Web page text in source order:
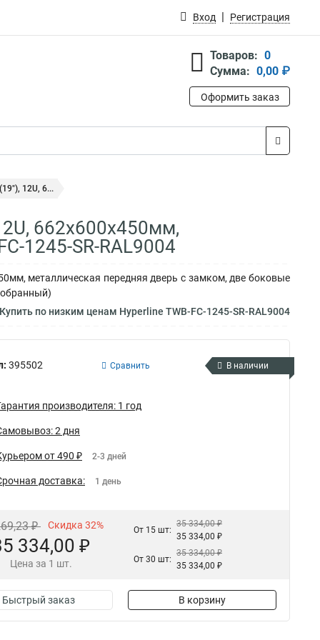
Вход Регистрация
Товаров: 0
Сумма: 0,00 ₽
Оформить заказ
12U, 6...
662x600х450мм,
1245-SR-RAL9004
металлическая передняя дверь с замком, две боковые
по низким ценам Hyperline TWB-FC-1245-SR-RAL9004
395502 Сравнить В наличии
производителя: 1 год
2 дня
от 490 ₽ 2-3 дней
доставка: 1 день
₽ Скидка 32%
334,00 ₽
Цена за 1 шт.
От 15 шт:
35 334,00 ₽
35 334,00 ₽
От 30 шт:
35 334,00 ₽
35 334,00 ₽
Быстрый заказ В корзину